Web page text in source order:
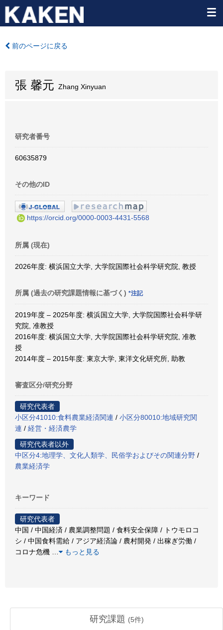
前のページに戻る
張 馨元 Zhang Xinyuan
研究者番号
60635879
その他のID
https://orcid.org/0000-0003-4431-5568
所属 (現在)
2026年度: 横浜国立大学, 大学院国際社会科学研究院, 教授
所属 (過去の研究課題情報に基づく) *注記
2019年度 – 2025年度: 横浜国立大学, 大学院国際社会科学研
究院, 准教授
2016年度: 横浜国立大学, 大学院国際社会科学研究院, 准教
授
2014年度 – 2015年度: 東京大学, 東洋文化研究所, 助教
審査区分/研究分野
研究代表者
小区分41010:食料農業経済関連 / 小区分80010:地域研究関
連 / 経営・経済農学
研究代表者以外
中区分4:地理学、文化人類学、民俗学およびその関連分野 /
農業経済学
キーワード
研究代表者
中国 / 中国経済 / 農業調整問題 / 食料安全保障 / トウモロコ
シ / 中国食料需給 / アジア経済論 / 農村開発 / 出稼ぎ労働 /
コロナ危機
もっと見る
研究課題 (5件)